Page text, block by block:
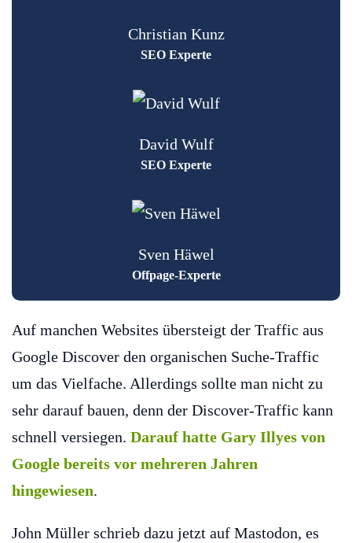
Christian Kunz
SEO Experte
David Wulf
SEO Experte
Sven Häwel
Offpage-Experte
Auf manchen Websites übersteigt der Traffic aus
Google Discover den organischen Suche-Traffic
um das Vielfache. Allerdings sollte man nicht zu
sehr darauf bauen, denn der Discover-Traffic kann
schnell versiegen. Darauf hatte Gary Illyes von
Google bereits vor mehreren Jahren
hingewiesen.
John Müller schrieb dazu jetzt auf Mastodon, es